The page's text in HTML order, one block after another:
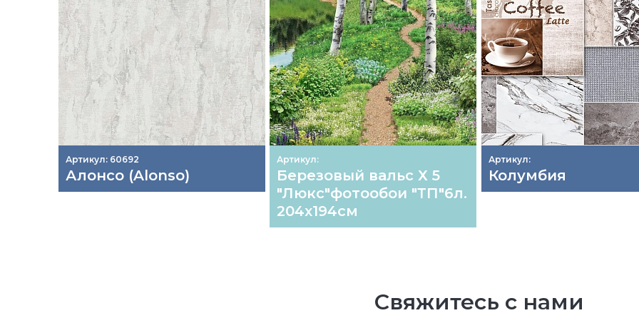
Артикул: 60692
Алонсо (Alonso)
Артикул:
Березовый вальс Х 5
"Люкс"фотообои "ТП"6л.
204х194см
Артикул:
Колумбия
Свяжитесь с нами